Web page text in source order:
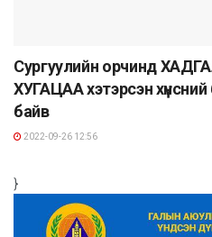
Сургуулийн орчинд
ХУГАЦАА хэтэрсэн хүнсний
байв
2022-09-26 12:56
}